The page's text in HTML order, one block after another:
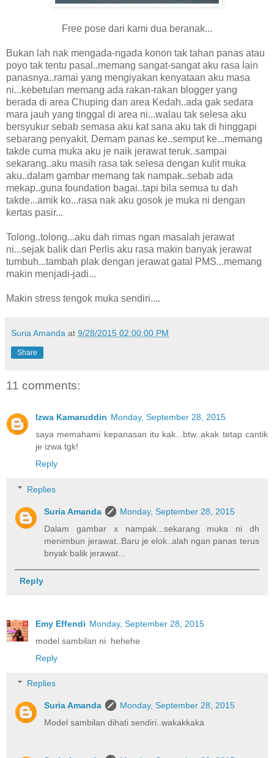
Free pose dari kami dua beranak...
Bukan lah nak mengada-ngada konon tak tahan panas atau
poyo tak tentu pasal..memang sangat-sangat aku rasa lain
panasnya..ramai yang mengiyakan kenyataan aku masa
ni...kebetulan memang ada rakan-rakan blogger yang
berada di area Chuping dan area Kedah..ada gak sedara
mara jauh yang tinggal di area ni...walau tak selesa aku
bersyukur sebab semasa aku kat sana aku tak di hinggapi
sebarang penyakit. Demam panas ke..semput ke...memang
takde cuma muka aku je naik jerawat teruk..sampai
sekarang..aku masih rasa tak selesa dengan kulit muka
aku..dalam gambar memang tak nampak..sebab ada
mekap..guna foundation bagai..tapi bila semua tu dah
takde...amik ko...rasa nak aku gosok je muka ni dengan
kertas pasir...
Tolong..tolong...aku dah rimas ngan masalah jerawat
ni...sejak balik dari Perlis aku rasa makin banyak jerawat
tumbuh...tambah plak dengan jerawat gatal PMS...memang
makin menjadi-jadi...
Makin stress tengok muka sendiri....
Suria Amanda at 9/28/2015 02:00:00 PM
Share
11 comments:
Izwa Kamaruddin Monday, September 28, 2015
saya memahami kepanasan itu kak...btw..akak tetap cantik
je izwa tgk!
Reply
Replies
Suria Amanda
Monday, September 28, 2015
Dalam gambar x nampak...sekarang muka ni dh
menimbun jerawat..Baru je elok..alah ngan panas terus
bnyak balik jerawat...
Reply
Emy Effendi Monday, September 28, 2015
model sambilan ni. hehehe
Reply
Replies
Suria Amanda
Monday, September 28, 2015
Model sambilan dihati sendiri..wakakkaka